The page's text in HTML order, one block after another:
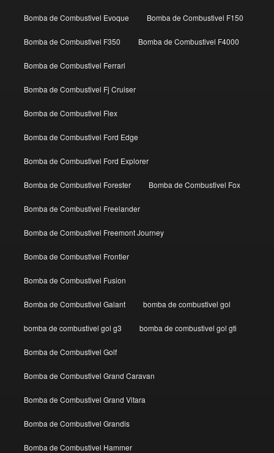
Bomba de Combustivel Evoque Bomba de Combustivel F150
Bomba de Combustivel F350 Bomba de Combustivel F4000
Bomba de Combustivel Ferrari
Bomba de Combustivel Fj Cruiser
Bomba de Combustivel Flex
Bomba de Combustivel Ford Edge
Bomba de Combustivel Ford Explorer
Bomba de Combustivel Forester Bomba de Combustivel Fox
Bomba de Combustivel Freelander
Bomba de Combustivel Freemont Journey
Bomba de Combustivel Frontier
Bomba de Combustivel Fusion
Bomba de Combustivel Galant bomba de combustivel gol
bomba de combustivel gol g3 bomba de combustivel gol gti
Bomba de Combustivel Golf
Bomba de Combustivel Grand Caravan
Bomba de Combustivel Grand Vitara
Bomba de Combustivel Grandis
Bomba de Combustivel Hammer